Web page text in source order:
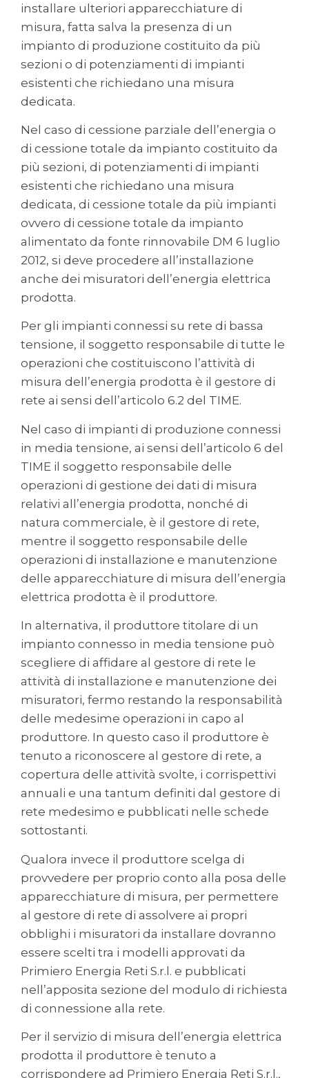
installare ulteriori apparecchiature di
misura, fatta salva la presenza di un
impianto di produzione costituito da più
sezioni o di potenziamenti di impianti
esistenti che richiedano una misura
dedicata.
Nel caso di cessione parziale dell’energia o
di cessione totale da impianto costituito da
più sezioni, di potenziamenti di impianti
esistenti che richiedano una misura
dedicata, di cessione totale da più impianti
ovvero di cessione totale da impianto
alimentato da fonte rinnovabile DM 6 luglio
2012, si deve procedere all’installazione
anche dei misuratori dell’energia elettrica
prodotta.
Per gli impianti connessi su rete di bassa
tensione, il soggetto responsabile di tutte le
operazioni che costituiscono l’attività di
misura dell’energia prodotta è il gestore di
rete ai sensi dell’articolo 6.2 del TIME.
Nel caso di impianti di produzione connessi
in media tensione, ai sensi dell’articolo 6 del
TIME il soggetto responsabile delle
operazioni di gestione dei dati di misura
relativi all’energia prodotta, nonché di
natura commerciale, è il gestore di rete,
mentre il soggetto responsabile delle
operazioni di installazione e manutenzione
delle apparecchiature di misura dell’energia
elettrica prodotta è il produttore.
In alternativa, il produttore titolare di un
impianto connesso in media tensione può
scegliere di affidare al gestore di rete le
attività di installazione e manutenzione dei
misuratori, fermo restando la responsabilità
delle medesime operazioni in capo al
produttore. In questo caso il produttore è
tenuto a riconoscere al gestore di rete, a
copertura delle attività svolte, i corrispettivi
annuali e una tantum definiti dal gestore di
rete medesimo e pubblicati nelle schede
sottostanti.
Qualora invece il produttore scelga di
provvedere per proprio conto alla posa delle
apparecchiature di misura, per permettere
al gestore di rete di assolvere ai propri
obblighi i misuratori da installare dovranno
essere scelti tra i modelli approvati da
Primiero Energia Reti S.r.l. e pubblicati
nell’apposita sezione del modulo di richiesta
di connessione alla rete.
Per il servizio di misura dell’energia elettrica
prodotta il produttore è tenuto a
corrispondere ad Primiero Energia Reti S.r.l.,